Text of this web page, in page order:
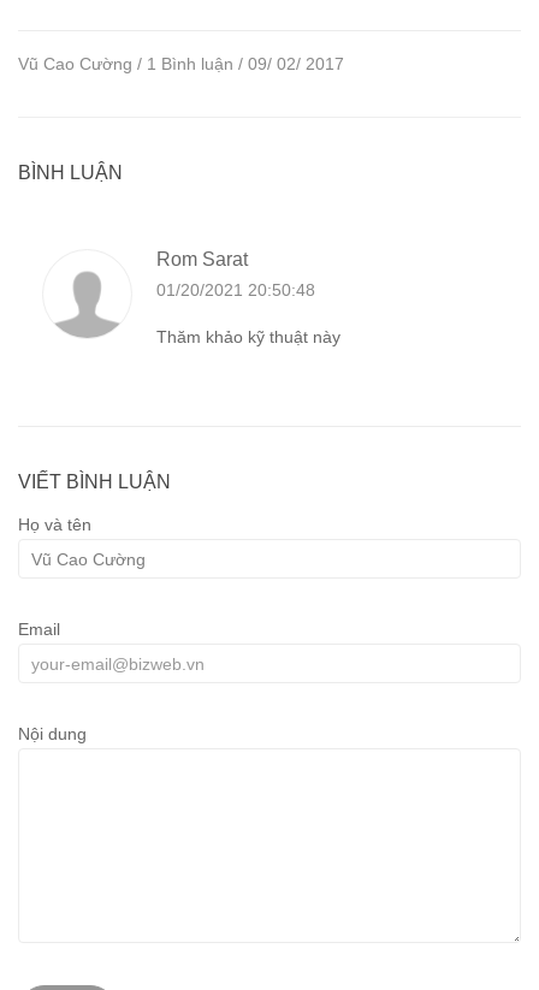
Vũ Cao Cường / 1 Bình luận / 09/ 02/ 2017
BÌNH LUẬN
Rom Sarat
01/20/2021 20:50:48
Thăm khảo kỹ thuật này
VIẾT BÌNH LUẬN
Họ và tên
Email
Nội dung